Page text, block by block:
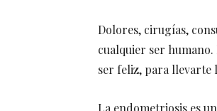
Dolores, cirugías,
cualquier ser
ser feliz, para llevarte
La endometriosis es